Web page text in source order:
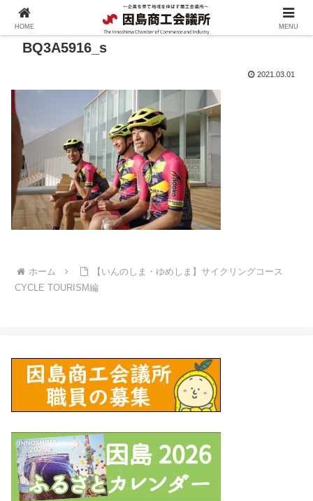
BQ3A5916_s
2021.03.01
ホーム
【いんのしま・ゆめしま】サイクリングコース
CYCLE TOURISM編
HOME MENU